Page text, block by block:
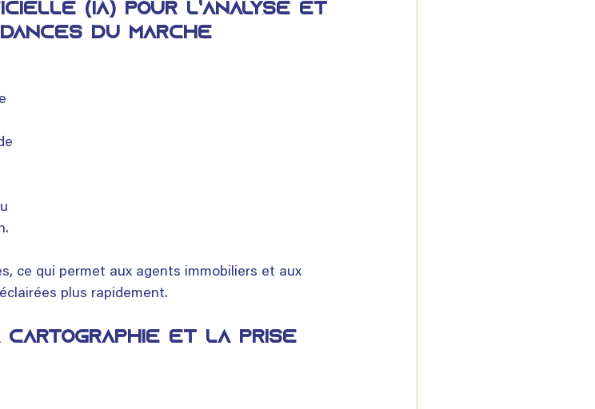
(IA) pour l’analyse et
du marché
ce qui permet aux agents immobiliers et aux
plus rapidement.
cartographie et la prise